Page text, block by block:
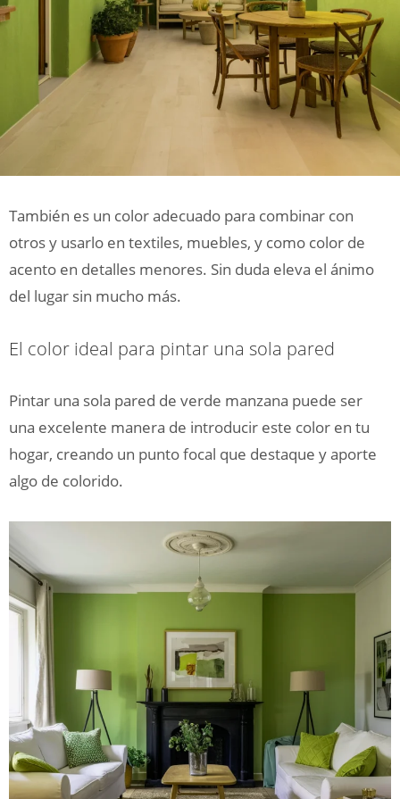
También es un color adecuado para combinar con
otros y usarlo en textiles, muebles, y como color de
acento en detalles menores. Sin duda eleva el ánimo
del lugar sin mucho más.
El color ideal para pintar una sola pared
Pintar una sola pared de verde manzana puede ser
una excelente manera de introducir este color en tu
hogar, creando un punto focal que destaque y aporte
algo de colorido.